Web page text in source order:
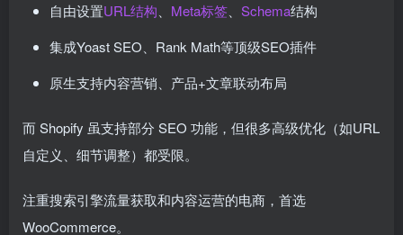
自由设置URL结构 Meta标签 Schema结构
集成Yoast SEO、Rank Math等顶级SEO插件
原生支持内容营销、产品+文章联动布局
而 Shopify 虽支持部分 SEO 功能，但很多高级优化（如URL
自定义、细节调整）都受限。
注重搜索引擎流量获取和内容运营的电商，首选
WooCommerce。